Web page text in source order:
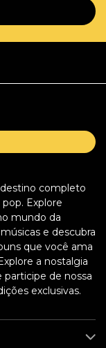
completo
Explore
mundo da
e descubra
que você ama
a nostalgia
participe de nossa
exclusivas.